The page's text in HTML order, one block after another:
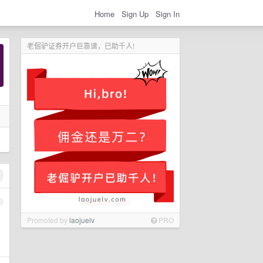
Home Sign Up Sign In
老倔驴证券开户巨靠谱，已助千人!
Promoted bylaojuelv PRO